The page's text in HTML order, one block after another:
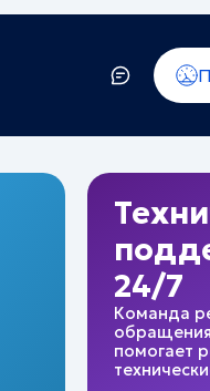
24/7
Команда
помогает